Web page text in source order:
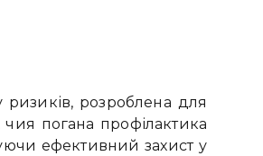
ризиків, розроблена для
погана профілактика
ефективний захист у